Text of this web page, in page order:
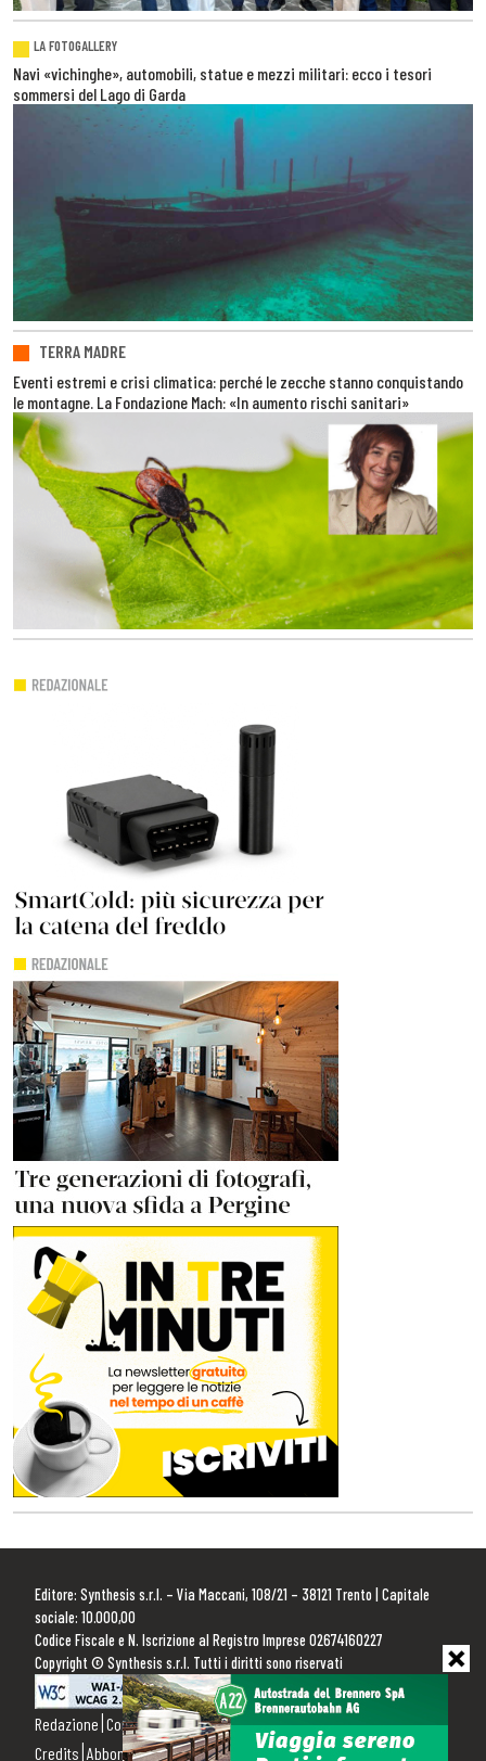
LA FOTOGALLERY
Navi «vichinghe», automobili, statue e mezzi militari: ecco i tesori
sommersi del Lago di Garda
TERRA MADRE
Eventi estremi e crisi climatica: perché le zecche stanno conquistando
le montagne. La Fondazione Mach: «In aumento rischi sanitari»
Editore: Synthesis s.r.l. – Via Maccani, 108/21 – 38121 Trento | Capitale
sociale: 10.000,00
Codice Fiscale e N. Iscrizione al Registro Imprese 02674160227
Copyright © Synthesis s.r.l. Tutti i diritti sono riservati
Redazione Contattaci Pubblicità Privacy Policy Cookie Policy
Credits Abbonamenti